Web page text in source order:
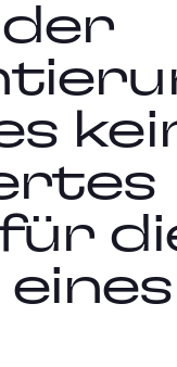
der